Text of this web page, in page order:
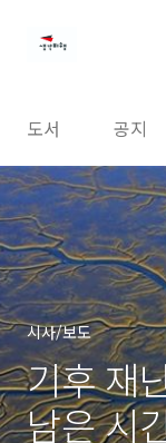
도서 공지
시사/보도
기후 재
남은 시